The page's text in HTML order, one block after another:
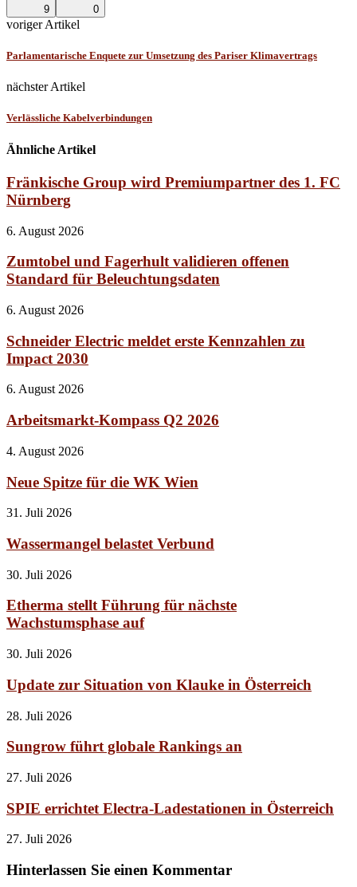
9 0
voriger Artikel
Parlamentarische Enquete zur Umsetzung des Pariser Klimavertrags
nächster Artikel
Verlässliche Kabelverbindungen
Ähnliche Artikel
Fränkische Group wird Premiumpartner des 1. FC
Nürnberg
6. August 2026
Zumtobel und Fagerhult validieren offenen
Standard für Beleuchtungsdaten
6. August 2026
Schneider Electric meldet erste Kennzahlen zu
Impact 2030
6. August 2026
Arbeitsmarkt-Kompass Q2 2026
4. August 2026
Neue Spitze für die WK Wien
31. Juli 2026
Wassermangel belastet Verbund
30. Juli 2026
Etherma stellt Führung für nächste
Wachstumsphase auf
30. Juli 2026
Update zur Situation von Klauke in Österreich
28. Juli 2026
Sungrow führt globale Rankings an
27. Juli 2026
SPIE errichtet Electra-Ladestationen in Österreich
27. Juli 2026
Hinterlassen Sie einen Kommentar